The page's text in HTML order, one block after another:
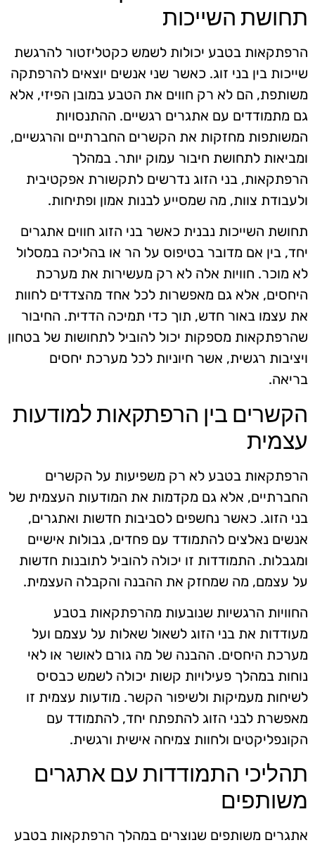
תחושת השייכות
הרפתקאות בטבע יכולות לשמש כקטליזטור להרגשת
שייכות בין בני זוג. כאשר שני אנשים יוצאים להרפתקה
משותפת, הם לא רק חווים את הטבע במובן הפיזי, אלא
גם מתמודדים עם אתגרים רגשיים. ההתנסויות
המשותפות מחזקות את הקשרים החברתיים והרגשיים,
ומביאות לתחושת חיבור עמוק יותר. במהלך
הרפתקאות, בני הזוג נדרשים לתקשורת אפקטיבית
ולעבודת צוות, מה שמסייע לבנות אמון ופתיחות.
תחושת השייכות נבנית כאשר בני הזוג חווים אתגרים
יחד, בין אם מדובר בטיפוס על הר או בהליכה במסלול
לא מוכר. חוויות אלה לא רק מעשירות את מערכת
היחסים, אלא גם מאפשרות לכל אחד מהצדדים לחוות
את עצמו באור חדש, תוך כדי תמיכה הדדית. החיבור
שהרפתקאות מספקות יכול להוביל לתחושות של בטחון
ויציבות רגשית, אשר חיוניות לכל מערכת יחסים
בריאה.
הקשרים בין הרפתקאות למודעות
עצמית
הרפתקאות בטבע לא רק משפיעות על הקשרים
החברתיים, אלא גם מקדמות את המודעות העצמית של
בני הזוג. כאשר נחשפים לסביבות חדשות ואתגרים,
אנשים נאלצים להתמודד עם פחדים, גבולות אישיים
ומגבלות. התמודדות זו יכולה להוביל לתובנות חדשות
על עצמם, מה שמחזק את ההבנה והקבלה העצמית.
החוויות הרגשיות שנובעות מהרפתקאות בטבע
מעודדות את בני הזוג לשאול שאלות על עצמם ועל
מערכת היחסים. ההבנה של מה גורם לאושר או לאי
נוחות במהלך פעילויות קשות יכולה לשמש כבסיס
לשיחות מעמיקות ולשיפור הקשר. מודעות עצמית זו
מאפשרת לבני הזוג להתפתח יחד, להתמודד עם
הקונפליקטים ולחוות צמיחה אישית ורגשית.
תהליכי התמודדות עם אתגרים
משותפים
אתגרים משותפים שנוצרים במהלך הרפתקאות בטבע